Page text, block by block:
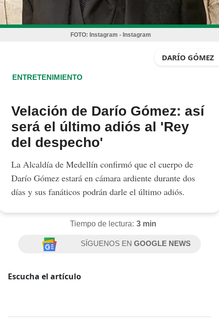
FOTO: Instagram - Instagram
DARÍO GÓMEZ
ENTRETENIMIENTO
Velación de Darío Gómez: así
será el último adiós al 'Rey
del despecho'
La Alcaldía de Medellín confirmó que el cuerpo de
Darío Gómez estará en cámara ardiente durante dos
días y sus fanáticos podrán darle el último adiós.
Tiempo de lectura: 3 min
SÍGUENOS ENGOOGLE NEWS
Escucha el artículo